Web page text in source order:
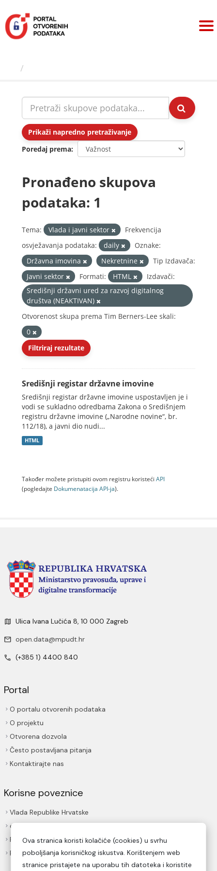
sadržaj
Prikaži napredno pretraživanje
Poredaj prema
Pronađeno skupova
podataka: 1
Tema: Vlada i javni sektor
Frekvencija
osvježavanja podataka:
daily
Oznake:
Državna imovina
Nekretnine
Tip Izdavača:
Javni sektor
Formati: HTML
Izdavači:
Središnji državni ured za razvoj digitalnog
društva (NEAKTIVAN)
Otvorenost skupa prema Tim Berners-Lee skali:
0
Filtriraj rezultate
Središnji registar državne imovine
Središnji registar državne imovine uspostavljen je i
vodi se sukladno odredbama Zakona o Središnjem
registru državne imovine („Narodne novine“, br.
112/18), a javni dio nudi...
HTML
Također možete pristupiti ovom registru koristeći API
(pogledajte Dokumenаtаcijа API-jа).